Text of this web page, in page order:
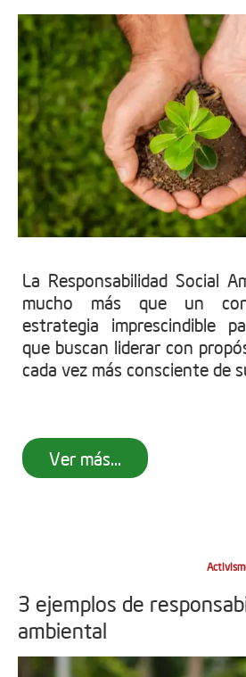
La Responsabilidad Social
mucho más que un
estrategia imprescindible
que buscan liderar con
cada vez más consciente de
Ver más...
3 ejemplos de
ambiental